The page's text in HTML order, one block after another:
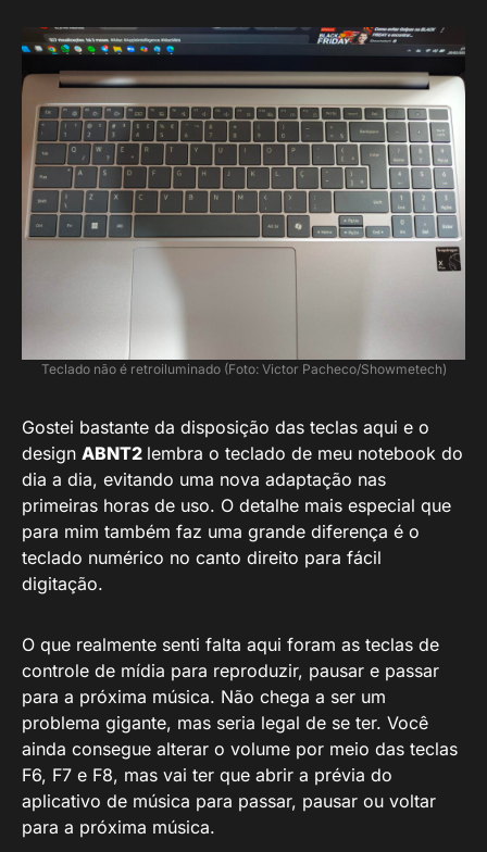
Teclado não é retroiluminado (Foto: Victor Pacheco/Showmetech)
Gostei bastante da disposição das teclas aqui e o
design ABNT2 lembra o teclado de meu notebook do
dia a dia, evitando uma nova adaptação nas
primeiras horas de uso. O detalhe mais especial que
para mim também faz uma grande diferença é o
teclado numérico no canto direito para fácil
digitação.
O que realmente senti falta aqui foram as teclas de
controle de mídia para reproduzir, pausar e passar
para a próxima música. Não chega a ser um
problema gigante, mas seria legal de se ter. Você
ainda consegue alterar o volume por meio das teclas
F6, F7 e F8, mas vai ter que abrir a prévia do
aplicativo de música para passar, pausar ou voltar
para a próxima música.